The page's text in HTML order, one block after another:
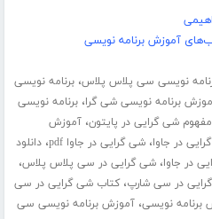
آموزش برنامه نویسی
نویسی سی پلاس پلاس،برنامه نویسی
برنامه نویسی شی گرا،برنامه نویسی
مفهوم شی گرایی در پایتون،آموزش
در جاوا،شی گرایی در جاوا pdf ،دانلود
در جاوا،شی گرایی در سی پلاس پلاس،
در سی شارپ،کتاب شی گرایی در سی
برنامه نویسی،آموزش برنامه ­نویسی سی